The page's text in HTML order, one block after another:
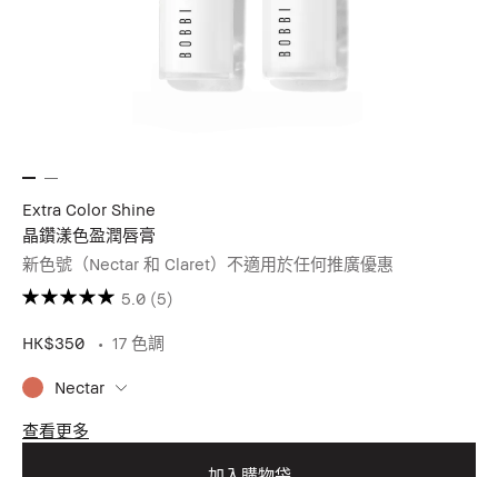
Extra Color Shine
晶鑽漾色盈潤唇膏
新色號（Nectar 和 Claret）不適用於任何推廣優惠
5.0 (5)
HK$350 17 色調
Nectar
查看更多